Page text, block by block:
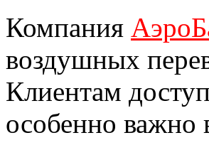
Компания
воздушных
Клиентам
особенно важно